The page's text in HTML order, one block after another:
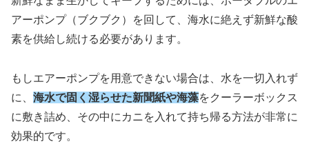
アーポンプ（ブクブク）を回して、海水に絶えず新鮮な酸
素を供給し続ける必要があります。
もしエアーポンプを用意できない場合は、水を一切入れず
に、 海水で固く湿らせた新聞紙や海藻をクーラーボックス
に敷き詰め、その中にカニを入れて持ち帰る方法が非常に
効果的です。